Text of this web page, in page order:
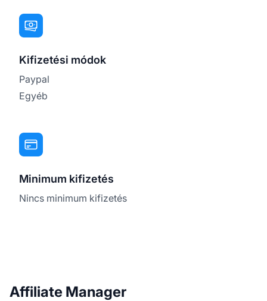
Kifizetési módok
Paypal
Egyéb
Minimum kifizetés
Nincs minimum kifizetés
Affiliate Manager